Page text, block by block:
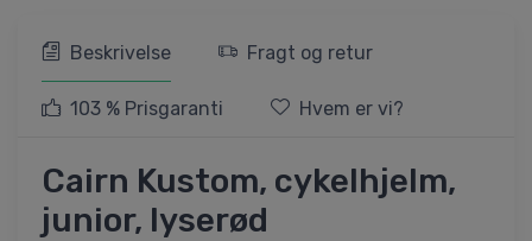
Beskrivelse Fragt og retur
103 % Prisgaranti Hvem er vi?
Cairn Kustom, cykelhjelm,
junior, lyserød